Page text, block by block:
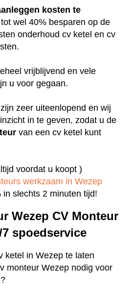
kosten te
wel 40% besparen op de
onderhoud cv ketel en cv
vrijblijvend en vele
u voor gegaan.
zeer uiteenlopend en wij
in te geven, zodat u de
van een cv ketel kunt
voordat u koopt )
werkzaam in Wezep
slechts 2 minuten tijd!
Wezep CV Monteur
spoedservice
ketel in Wezep te laten
monteur Wezep nodig voor